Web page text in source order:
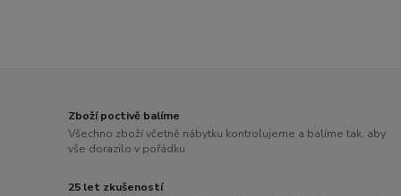
Zboží poctivě balíme
Všechno zboží včetně nábytku kontrolujeme a balíme tak, aby
vše dorazilo v pořádku
25 let zkušeností